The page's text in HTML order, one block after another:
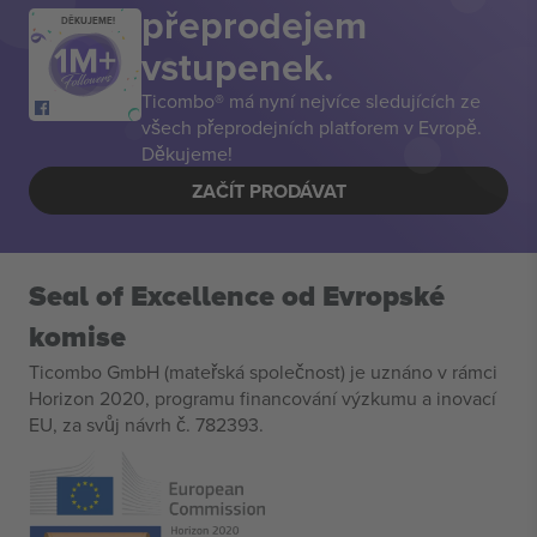
DĚKUJEME! přeprodejem
vstupenek.
Ticombo® má nyní nejvíce sledujících ze
všech přeprodejních platforem v Evropě.
Děkujeme!
ZAČÍT PRODÁVAT
Seal of Excellence od Evropské
komise
Ticombo GmbH (mateřská společnost) je uznáno v rámci
Horizon 2020, programu financování výzkumu a inovací
EU, za svůj návrh č. 782393.